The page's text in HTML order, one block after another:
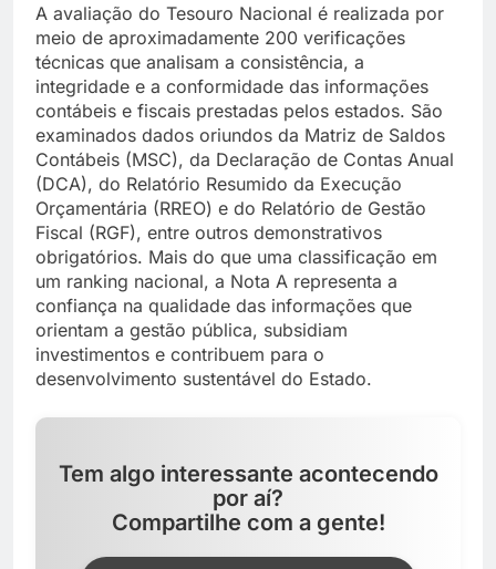
A avaliação do Tesouro Nacional é realizada por
meio de aproximadamente 200 verificações
técnicas que analisam a consistência, a
integridade e a conformidade das informações
contábeis e fiscais prestadas pelos estados. São
examinados dados oriundos da Matriz de Saldos
Contábeis (MSC), da Declaração de Contas Anual
(DCA), do Relatório Resumido da Execução
Orçamentária (RREO) e do Relatório de Gestão
Fiscal (RGF), entre outros demonstrativos
obrigatórios. Mais do que uma classificação em
um ranking nacional, a Nota A representa a
confiança na qualidade das informações que
orientam a gestão pública, subsidiam
investimentos e contribuem para o
desenvolvimento sustentável do Estado.
Tem algo interessante acontecendo
por aí?
Compartilhe com a gente!